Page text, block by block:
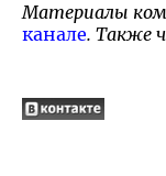
Материалы
канале. Также